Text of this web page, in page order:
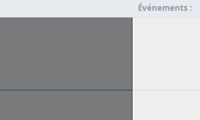
Événements :